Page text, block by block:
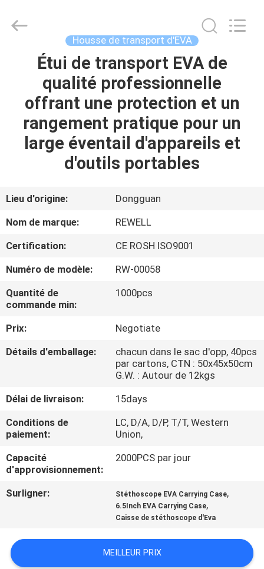
MAISON
PRODUITS
SUJET
NOUS
D'USINE
CONTRÔLE
DE
QUALITÉ
DU
POLICY
Rights
Housse de transport d'EVA
Étui de transport EVA de
qualité professionnelle
offrant une protection et un
rangement pratique pour un
large éventail d'appareils et
d'outils portables
Lieu d'origine:
Dongguan
Nom de marque:
REWELL
Certification:
CE ROSH ISO9001
Numéro de modèle:
RW-00058
Quantité de
commande min:
1000pcs
Prix:
Negotiate
Détails d'emballage:
chacun dans le sac d'opp, 40pcs
par cartons, CTN : 50x45x50cm
G.W. : Autour de 12kgs
Délai de livraison:
15days
Conditions de
paiement:
LC, D/A, D/P, T/T, Western
Union,
Capacité
d'approvisionnement:
2000PCS par jour
Surligner: Stéthoscope EVA Carrying Case,
6.5Inch EVA Carrying Case,
Caisse de stéthoscope d'Eva
MEILLEUR PRIX